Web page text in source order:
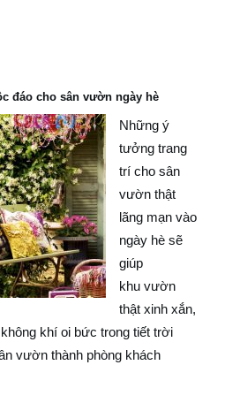
đáo cho sân vườn ngày hè
Những ý
tưởng trang
trí cho sân
vườn thật
lãng mạn vào
ngày hè sẽ
giúp
khu vườn
thật xinh xắn,
khí oi bức trong tiết trời
vườn thành phòng khách